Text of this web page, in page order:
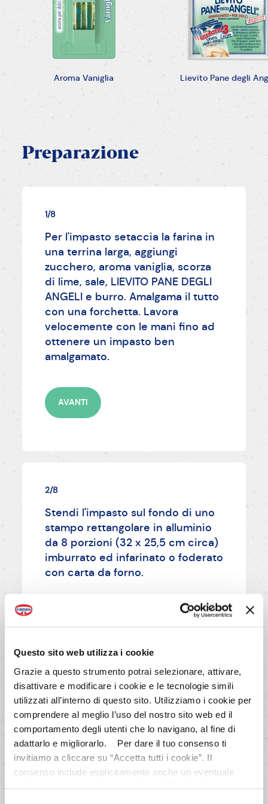
Questo sito web utilizza i cookie
Grazie a questo strumento potrai selezionare, attivare,
disattivare e modificare i cookie e le tecnologie simili
utilizzati all’interno di questo sito. Utilizziamo i cookie per
comprendere al meglio l’uso del nostro sito web ed il
comportamento degli utenti che lo navigano, al fine di
adattarlo e migliorarlo. Per dare il tuo consenso ti
invitiamo a cliccare su “Accetta tutti i cookie”. Il
consenso include esplicitamente anche un eventuale
Aroma Vaniglia Lievito Pane degli
Preparazione
1/8
Per l'impasto setaccia la farina in
una terrina larga, aggiungi
zucchero, aroma vaniglia, scorza
di lime, sale, LIEVITO PANE DEGLI
ANGELI e burro. Amalgama il tutto
con una forchetta. Lavora
velocemente con le mani fino ad
ottenere un impasto ben
amalgamato.
AVANTI
2/8
Stendi l'impasto sul fondo di uno
stampo rettangolare in alluminio
da 8 porzioni (32 x 25,5 cm circa)
imburrato ed infarinato o foderato
con carta da forno.
3/8
In una terrina mescola formaggio
spalmabile, 150 g di zucchero,
aroma vaniglia, uova, amido e
panna.